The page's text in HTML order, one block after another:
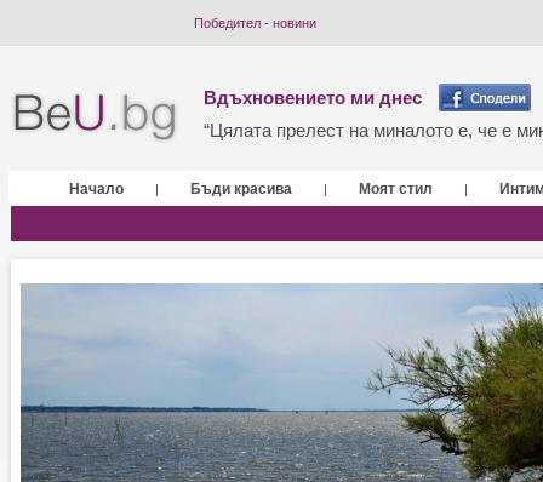
Победител - новини
Вдъхновението ми днес
“Цялата прелест на миналото е, че е
Начало | Бъди красива | Моят стил |